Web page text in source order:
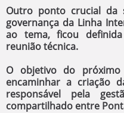
​Outro ponto crucial da
governança da Linha
ao tema, ficou
reunião técnica.
O objetivo do
encaminhar a criação
responsável pela
compartilhado entre